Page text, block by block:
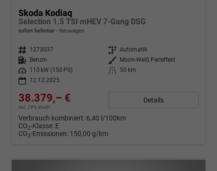
Skoda Kodiaq
Selection 1.5 TSI mHEV 7-Gang DSG
sofort lieferbar Neuwagen
Fahrzeugnr. 1273037 Getriebe Automatik
Kraftstoff
Benzin Außenfarbe
Moon-Weiß Perleffekt
Leistung
110 kW (150 PS) Kilometerstand
50 km
12.12.2025
38.379,– €
incl. 19% MwSt.
Details
Verbrauch kombiniert: 6,40 l/100km
CO2-Klasse: E
CO2-Emissionen: 150,00 g/km